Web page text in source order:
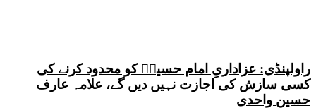
راولپنڈی: عزاداریِ امام حسینؑ کو محدود کرنے کی
کسی سازش کی اجازت نہیں دیں گے، علامہ عارف
حسین واحدی